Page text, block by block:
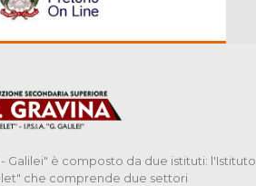
- Galilei" è composto da due istituti: l'Istituto
che comprende due settori